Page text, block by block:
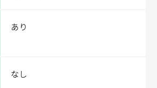
あり
なし